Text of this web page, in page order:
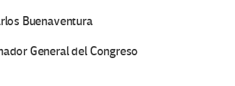
Buenaventura
General del Congreso